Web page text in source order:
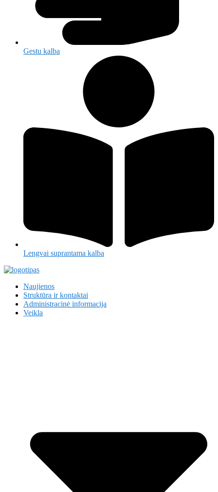
Gestu kalba
Lengvai suprantama kalba
Naujienos
Struktūra ir kontaktai
Administracinė informacija
Veikla